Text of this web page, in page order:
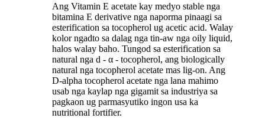
Ang Vitamin E acetate kay medyo stable nga
bitamina E derivative nga naporma pinaagi sa
esterification sa tocopherol ug acetic acid. Walay
kolor ngadto sa dalag nga tin-aw nga oily liquid,
halos walay baho. Tungod sa esterification sa
natural nga d - α - tocopherol, ang biologically
natural nga tocopherol acetate mas lig-on. Ang
D-alpha tocopherol acetate nga lana mahimo
usab nga kaylap nga gigamit sa industriya sa
pagkaon ug parmasyutiko ingon usa ka
nutritional fortifier.